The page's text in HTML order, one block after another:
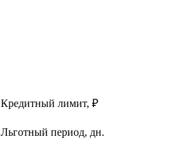
Кредитный лимит, ₽
Льготный период, дн.